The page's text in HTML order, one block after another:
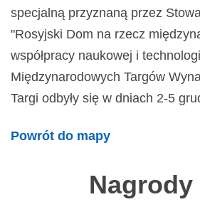
specjalną przyznaną przez
"Rosyjski Dom na rzecz
współpracy naukowej i
Międzynarodowych Targów
Targi odbyły się w dniach 2-5
Powrót do mapy
Nagrody